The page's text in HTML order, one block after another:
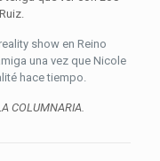
show en Reino
una vez que Nicole
hace tiempo.
COLUMNARIA.